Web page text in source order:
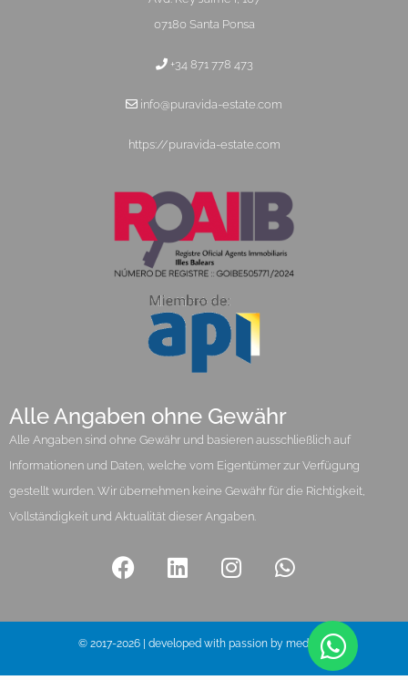
07180 Santa Ponsa
+34 871 778 473
info@puravida-estate.com
https://puravida-estate.com
Alle Angaben ohne Gewähr
Alle Angaben sind ohne Gewähr und basieren ausschließlich auf
Informationen und Daten, welche vom Eigentümer zur Verfügung
gestellt wurden. Wir übernehmen keine Gewähr für die Richtigkeit,
Vollständigkeit und Aktualität dieser Angaben.
© 2017-2026 | developed with passion by media pi